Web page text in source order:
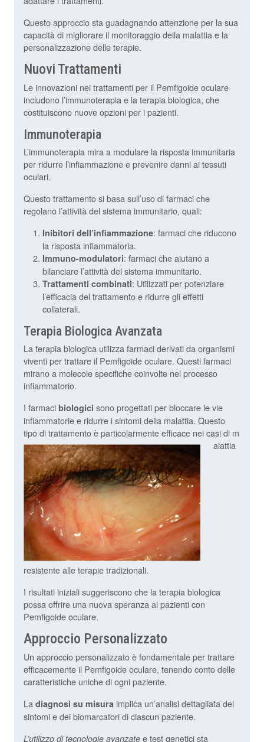
Questo approccio sta guadagnando attenzione per la sua
capacità di migliorare il monitoraggio della malattia e la
personalizzazione delle terapie.
Nuovi Trattamenti
Le innovazioni nei trattamenti per il Pemfigoide oculare
includono l’immunoterapia e la terapia biologica, che
costituiscono nuove opzioni per i pazienti.
Immunoterapia
L’immunoterapia mira a modulare la risposta immunitaria
per ridurre l’infiammazione e prevenire danni ai tessuti
oculari.
Questo trattamento si basa sull’uso di farmaci che
regolano l’attività del sistema immunitario, quali:
Inibitori dell’infiammazione: farmaci che riducono
la risposta infiammatoria.
Immuno-modulatori: farmaci che aiutano a
bilanciare l’attività del sistema immunitario.
Trattamenti combinati: Utilizzati per potenziare
l’efficacia del trattamento e ridurre gli effetti
collaterali.
Terapia Biologica Avanzata
La terapia biologica utilizza farmaci derivati da organismi
viventi per trattare il Pemfigoide oculare. Questi farmaci
mirano a molecole specifiche coinvolte nel processo
infiammatorio.
I farmaci biologici sono progettati per bloccare le vie
infiammatorie e ridurre i sintomi della malattia. Questo
tipo di trattamento è particolarmente efficace nei casi di m
alattia
resistente alle terapie tradizionali.
I risultati iniziali suggeriscono che la terapia biologica
possa offrire una nuova speranza ai pazienti con
Pemfigoide oculare.
Approccio Personalizzato
Un approccio personalizzato è fondamentale per trattare
efficacemente il Pemfigoide oculare, tenendo conto delle
caratteristiche uniche di ogni paziente.
La diagnosi su misura implica un’analisi dettagliata dei
sintomi e dei biomarcatori di ciascun paziente.
L’utilizzo di tecnologie avanzate e test genetici sta